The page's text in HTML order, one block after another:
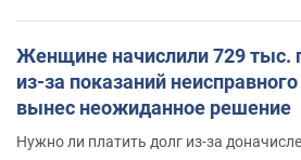
Женщине начислили 729 тыс.
из-за показаний
вынес неожиданное решение
Нужно ли платить долг из-за